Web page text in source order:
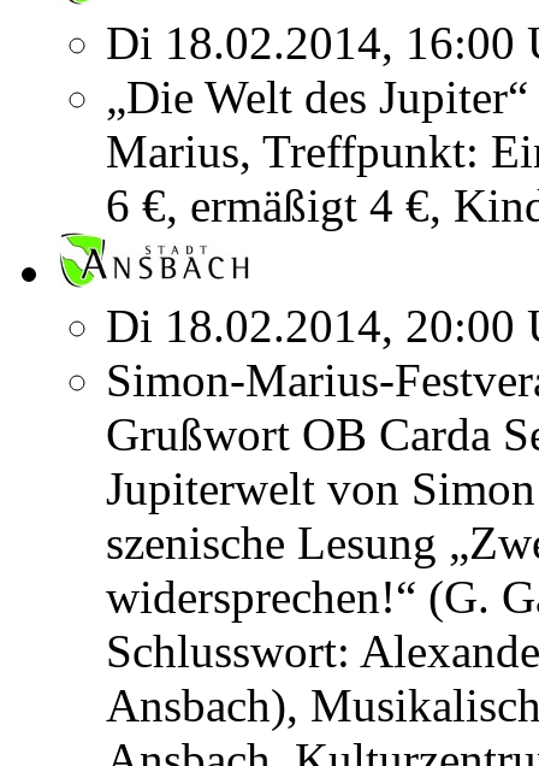
Di 18.02.2014, 16:00
„Die Welt des
Marius, Treffpunkt:
6 €, ermäßigt 4 €,
Di 18.02.2014, 20:00
Simon-Marius-
Grußwort OB Carda
Jupiterwelt von
szenische Lesung
widersprechen!“ (G.
Schlusswort:
Ansbach),